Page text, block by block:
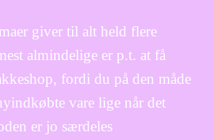
giver til alt held flere
almindelige er p.t. at få
fordi du på den måde
vare lige når det
er jo særdeles